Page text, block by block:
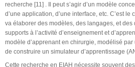
recherche [11] . Il peut s’agir d’un modèle
d’une application, d’une interface, etc. C’est
va élaborer des modèles, des langages, et
supports à l’activité d’enseignement et
modèle d’apprenant en chirurgie, modélisé
de construire un simulateur d’apprentissage
Cette recherche en EIAH nécessite souvent